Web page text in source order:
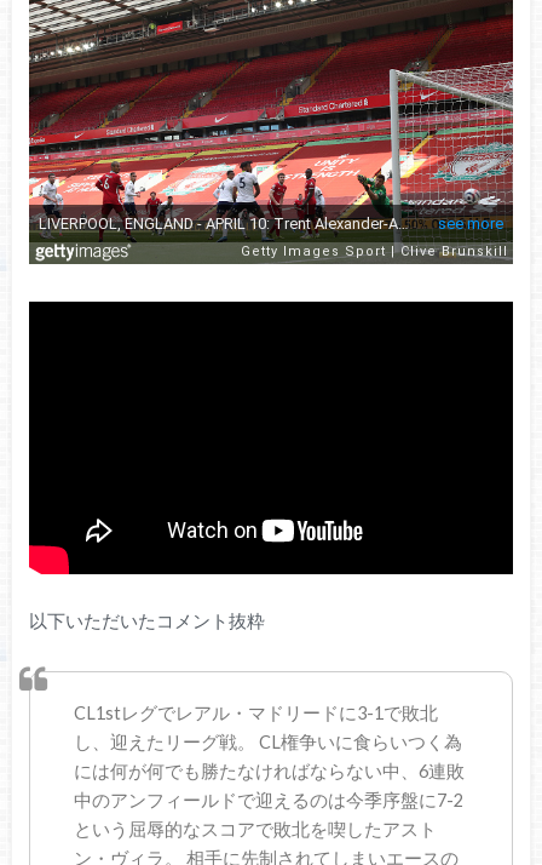
以下いただいたコメント抜粋
CL1stレグでレアル・マドリードに3-1で敗北
し、迎えたリーグ戦。 CL権争いに食らいつく為
には何が何でも勝たなければならない中、6連敗
中のアンフィールドで迎えるのは今季序盤に7-2
という屈辱的なスコアで敗北を喫したアスト
ン・ヴィラ。 相手に先制されてしまいエースの